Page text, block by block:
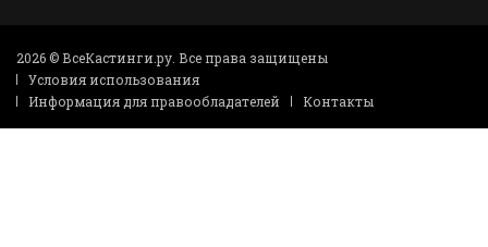
2026 © ВсеКастинги.ру. Все права защищены
Условия использования
Информация для правообладателей
Контакты